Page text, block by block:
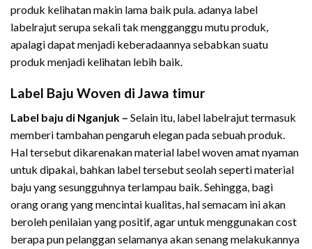
produk kelihatan makin lama baik pula. adanya label
labelrajut serupa sekali tak mengganggu mutu produk,
apalagi dapat menjadi keberadaannya sebabkan suatu
produk menjadi kelihatan lebih baik.
Label Baju Woven di Jawa timur
Label baju di Nganjuk – Selain itu, label labelrajut termasuk
memberi tambahan pengaruh elegan pada sebuah produk.
Hal tersebut dikarenakan material label woven amat nyaman
untuk dipakai, bahkan label tersebut seolah seperti material
baju yang sesungguhnya terlampau baik. Sehingga, bagi
orang orang yang mencintai kualitas, hal semacam ini akan
beroleh penilaian yang positif, agar untuk menggunakan cost
berapa pun pelanggan selamanya akan senang melakukannya